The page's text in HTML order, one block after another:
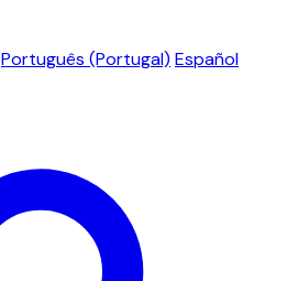
Português (Portugal) Español